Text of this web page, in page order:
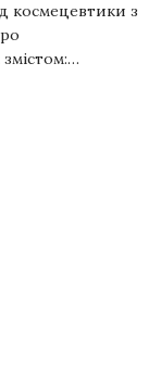
космецевтики з